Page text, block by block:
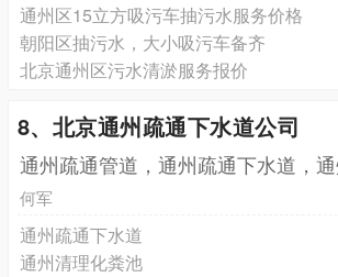
通州区15立方吸污车抽污水服务价格
朝阳区抽污水，大小吸污车备齐
北京通州区污水清淤服务报价
8、北京通州疏通下水道公司
通州疏通管道，通州疏通下水道，
何军
通州疏通下水道
通州清理化粪池